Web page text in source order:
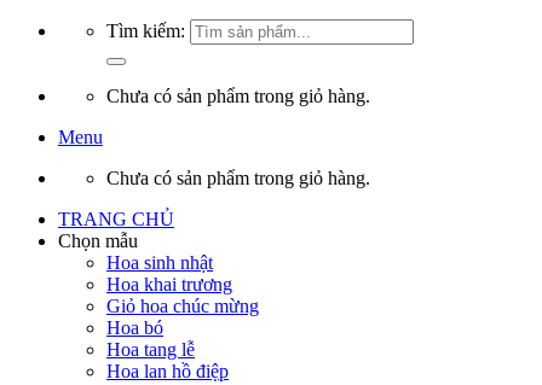
Tìm kiếm:
Chưa có sản phẩm trong giỏ hàng.
Menu
Chưa có sản phẩm trong giỏ hàng.
TRANG CHỦ
Chọn mẫu
Hoa sinh nhật
Hoa khai trương
Giỏ hoa chúc mừng
Hoa bó
Hoa tang lễ
Hoa lan hồ điệp